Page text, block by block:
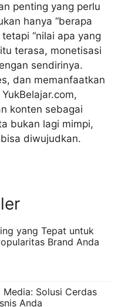
penting yang perlu
hanya “berapa
“nilai apa yang
terasa, monetisasi
sendirinya.
dan memanfaatkan
konten sebagai
bukan lagi mimpi,
diwujudkan.
yang Tepat untuk
Brand Anda
Solusi Cerdas
Anda